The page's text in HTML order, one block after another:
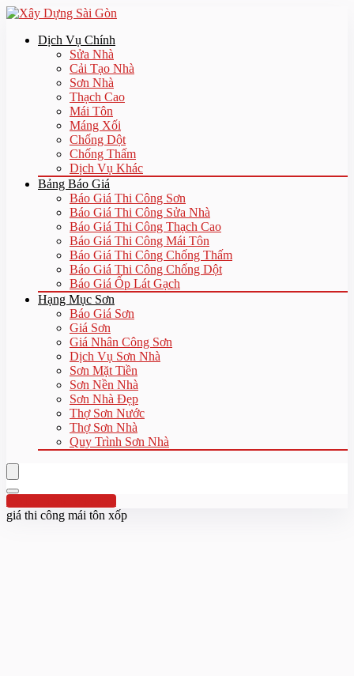
Dịch Vụ Chính
Sửa Nhà
Cải Tạo Nhà
Sơn Nhà
Thạch Cao
Mái Tôn
Máng Xối
Chống Dột
Chống Thấm
Dịch Vụ Khác
Bảng Báo Giá
Báo Giá Thi Công Sơn
Báo Giá Thi Công Sửa Nhà
Báo Giá Thi Công Thạch Cao
Báo Giá Thi Công Mái Tôn
Báo Giá Thi Công Chống Thấm
Báo Giá Thi Công Chống Dột
Báo Giá Ốp Lát Gạch
Hạng Mục Sơn
Báo Giá Sơn
Giá Sơn
Giá Nhân Công Sơn
Dịch Vụ Sơn Nhà
Sơn Mặt Tiền
Sơn Nền Nhà
Sơn Nhà Đẹp
Thợ Sơn Nước
Thợ Sơn Nhà
Quy Trình Sơn Nhà
Hotline:0961 894 472
giá thi công mái tôn xốp